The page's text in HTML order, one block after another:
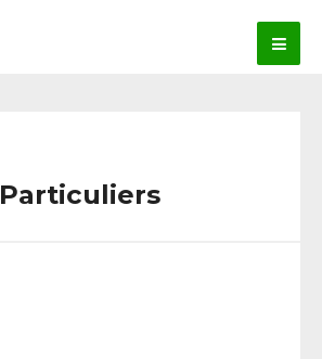
Particuliers